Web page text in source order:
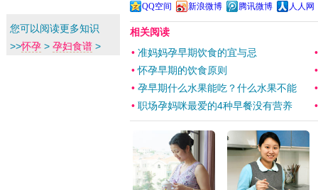
QQ空间 新浪微博 腾讯微博 人人网
相关阅读
• 准妈妈孕早期饮食的宜与忌
•怀孕早期的饮食原则
• 孕早期什么水果能吃？什么水果不能
• 职场孕妈咪最爱的4种早餐没有营养
您可以阅读更多知识
>>怀孕 > 孕妇食谱 >